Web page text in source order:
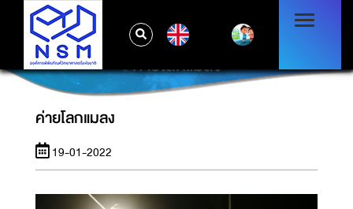
ค่ายโลกแมลง
ค่ายโลกแมลง
19-01-2022